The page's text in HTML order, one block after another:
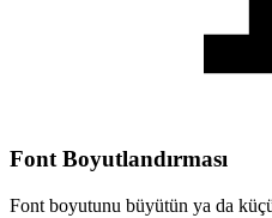
Font Boyutlandırması
Font boyutunu büyütün ya da